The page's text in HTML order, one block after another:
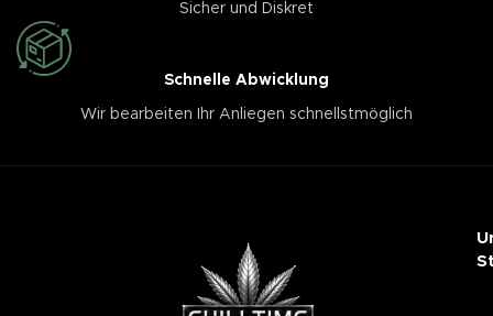
Sicher und Diskret
Schnelle Abwicklung
Wir bearbeiten Ihr Anliegen schnellstmöglich